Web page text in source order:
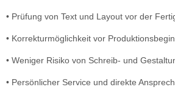
• Prüfung von Text und Layout vor der
• Korrekturmöglichkeit vor
• Weniger Risiko von Schreib- und
• Persönlicher Service und direkte